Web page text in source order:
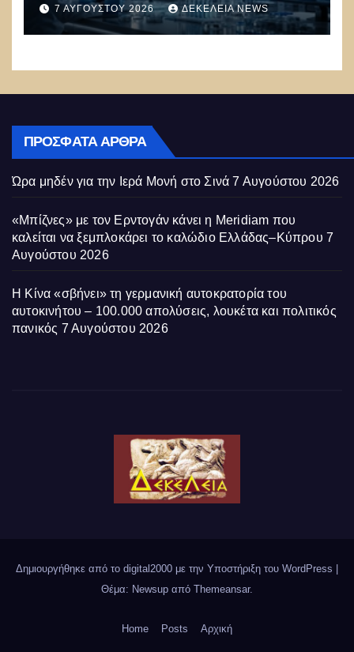
Συναγερμός: Ο εφιάλτης μόλις
άρχισε
7 ΑΥΓΟΎΣΤΟΥ 2026 ΔΕΚΈΛΕΙΑ NEWS
ΠΡΌΣΦΑΤΑ ΆΡΘΡΑ
Ώρα μηδέν για την Ιερά Μονή στο Σινά 7 Αυγούστου 2026
«Μπίζνες» με τον Ερντογάν κάνει η Meridiam που
καλείται να ξεμπλοκάρει το καλώδιο Ελλάδας–Κύπρου 7
Αυγούστου 2026
Η Κίνα «σβήνει» τη γερμανική αυτοκρατορία του
αυτοκινήτου – 100.000 απολύσεις, λουκέτα και πολιτικός
πανικός 7 Αυγούστου 2026
Δημιουργήθηκε από το digital2000 με την Υποστήριξη του WordPress
Θέμα: Newsup από Themeansar.
Home Posts Αρχική